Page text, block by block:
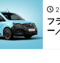
フ
ー